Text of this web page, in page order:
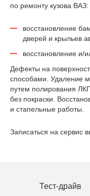
по ремонту кузова ВАЗ:
восстановление
дверей и крыльев
восстановление и/
Дефекты на
способами. Удаление
путем полирования
без покраски.
и стапельные работы.
Записаться на сервис
Тест-драйв